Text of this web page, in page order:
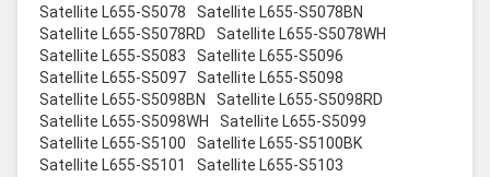
Satellite L655-S5078
Satellite L655-S5078BN
Satellite L655-S5078RD
Satellite L655-S5078WH
Satellite L655-S5083
Satellite L655-S5096
Satellite L655-S5097
Satellite L655-S5098
Satellite L655-S5098BN
Satellite L655-S5098RD
Satellite L655-S5098WH
Satellite L655-S5099
Satellite L655-S5100
Satellite L655-S5100BK
Satellite L655-S5101
Satellite L655-S5103